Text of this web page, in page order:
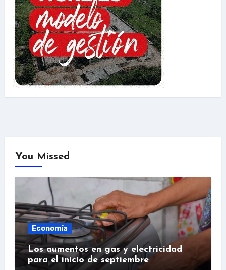
You Missed
Economía
Los aumentos en gas y electricidad
para el inicio de septiembre